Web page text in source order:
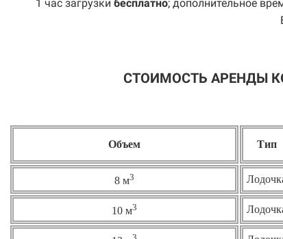
1 час загрузки бесплатно; дополнительное
СТОИМОСТЬ АРЕНДЫ
Объем Тип
8 м3
10 м3